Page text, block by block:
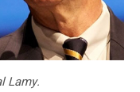
Lamy.